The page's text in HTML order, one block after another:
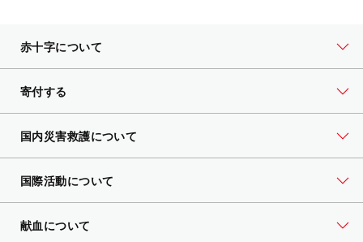
赤十字について
寄付する
国内災害救護について
国際活動について
献血について